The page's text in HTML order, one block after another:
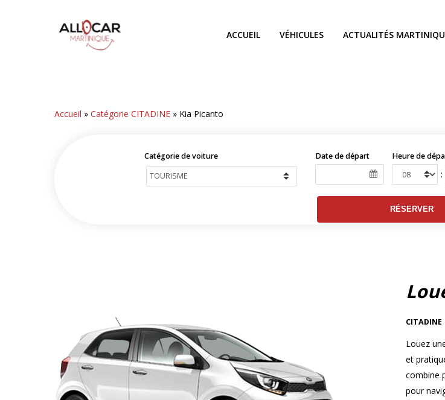
ACCUEIL VÉHICULES ACTUALITÉS
Accueil »Catégorie CITADINE » Kia Picanto
Catégorie de voiture Date de départ Heure de
:
CITADINE
Louez
et
combine
pour